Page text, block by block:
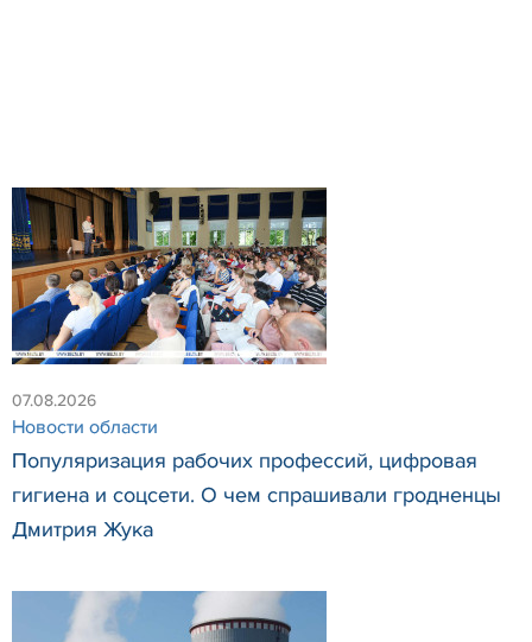
07.08.2026
Новости области
Популяризация рабочих профессий, цифровая
гигиена и соцсети. О чем спрашивали гродненцы
Дмитрия Жука